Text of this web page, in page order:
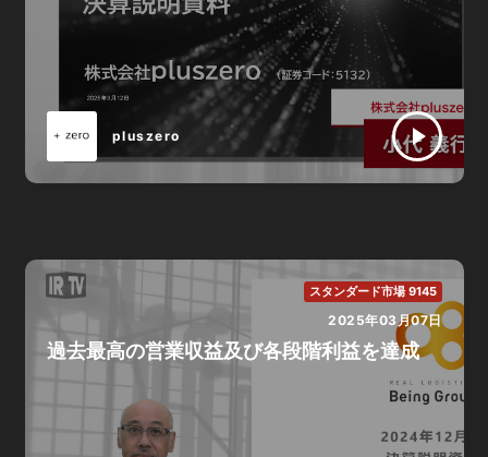
pluszero
スタンダード市場 9145
2025年03月07日
過去最高の営業収益及び各段階利益を達成